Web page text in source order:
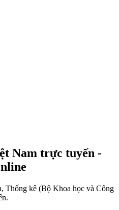
Nam trực tuyến -
Thống kê (Bộ Khoa học và Công